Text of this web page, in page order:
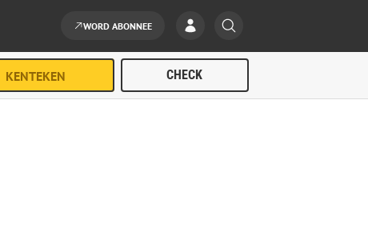
WORD ABONNEE